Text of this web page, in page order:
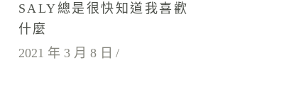
SALY總是很快知道我喜歡
什麼
2021 年 3 月 8 日